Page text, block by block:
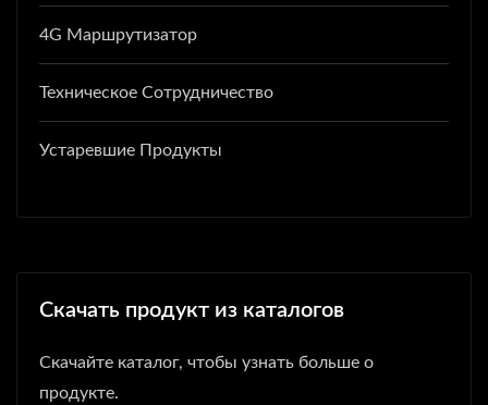
4G Маршрутизатор
Техническое Сотрудничество
Устаревшие Продукты
Скачать продукт из каталогов
Скачайте каталог, чтобы узнать больше о
продукте.